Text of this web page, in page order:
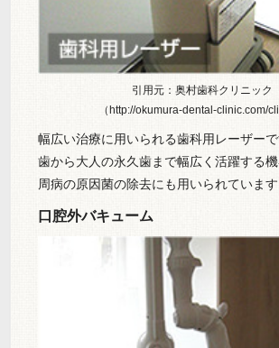
引用元：奥村歯科クリニック
（http://okumura-dental-clinic.com/
幅広い治療に用いられる歯科用レーザー
歯から大人の永久歯まで幅広く活躍する
周病の原因菌の除去にも用いられています
口腔外バキューム